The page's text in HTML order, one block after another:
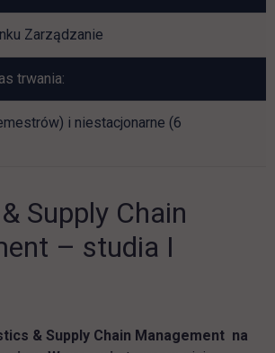
Zarządzanie
trwania:
i niestacjonarne (6
Supply Chain
– studia I
& Supply Chain Management na